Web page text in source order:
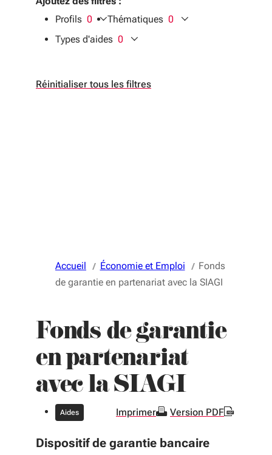
Profils 0
filtres sélectionnés
Thématiques 0
filtres sélectionnés
Types d'aides 0
filtres sélectionnés
Réinitialiser tous les filtres
Accueil Économie et Emploi
Fonds
de garantie en partenariat avec la SIAGI
Fonds de garantie
en partenariat
avec la SIAGI
Aides Imprimer Version PDF
Dispositif de garantie bancaire